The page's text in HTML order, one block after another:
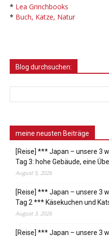
* Lea Grinchbooks
* Buch, Katze, Natur
Blog durchsuchen:
meine neusten Beiträge
[Reise] *** Japan – unsere 3
Tag 3: hohe Gebäude, eine
August 5, 2026
[Reise] *** Japan – unsere 3
Tag 2 *** Käsekuchen und
August 3, 2026
[Reise] *** Japan – unsere 3